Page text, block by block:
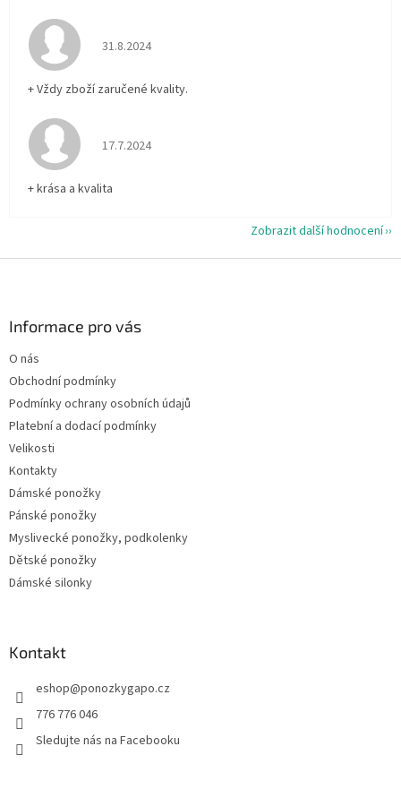
Hodnocení obchodu je 5 z 5 hvězdiček.
31.8.2024
+ Vždy zboží zaručené kvality.
Hodnocení obchodu je 5 z 5 hvězdiček.
17.7.2024
+ krása a kvalita
Zobrazit další hodnocení
Informace pro vás
O nás
Obchodní podmínky
Podmínky ochrany osobních údajů
Platební a dodací podmínky
Velikosti
Kontakty
Dámské ponožky
Pánské ponožky
Myslivecké ponožky, podkolenky
Dětské ponožky
Dámské silonky
Kontakt
eshop@ponozkygapo.cz
776 776 046
Sledujte nás na Facebooku